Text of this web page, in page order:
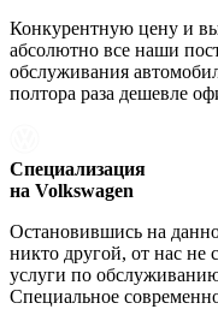
Конкурентную цену и
абсолютно все наши
обслуживания
полтора раза дешевле
Специализация
на Volkswagen
Остановившись на
никто другой, от нас не
услуги по
Специальное